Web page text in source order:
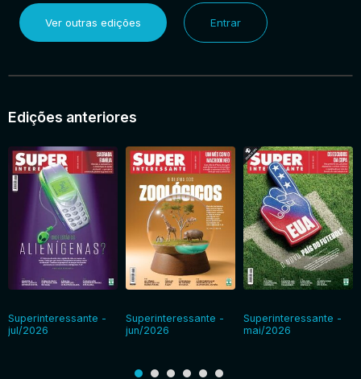
Ver outras edições Entrar
Edições anteriores
Superinteressante -
jul/2026
Superinteressante -
jun/2026
Superinteressante -
mai/2026